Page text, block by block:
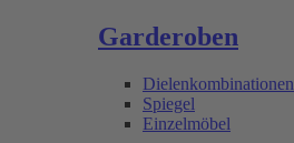
Garderoben
Dielenkombinationen
Spiegel
Einzelmöbel